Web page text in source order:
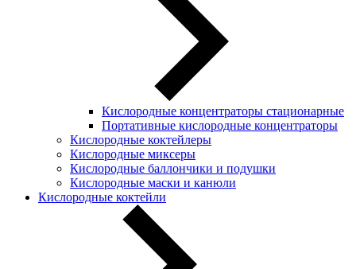
Кислородные концентраторы стационарные
Портативные кислородные концентраторы
Кислородные коктейлеры
Кислородные миксеры
Кислородные баллончики и подушки
Кислородные маски и канюли
Кислородные коктейли